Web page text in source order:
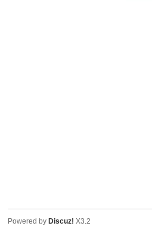
Powered by Discuz! X3.2